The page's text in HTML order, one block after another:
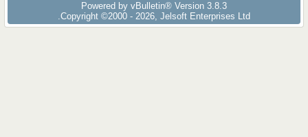
Powered by vBulletin® Version 3.8.3
Copyright ©2000 - 2026, Jelsoft Enterprises Ltd.